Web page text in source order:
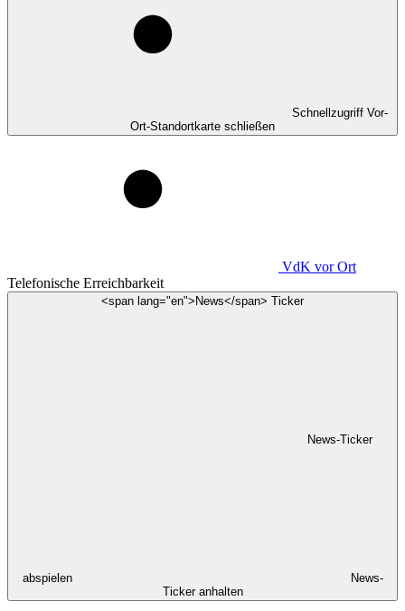
Schnellzugriff Vor-
Ort-Standortkarte schließen
VdK vor Ort
Telefonische Erreichbarkeit
<span lang="en">News</span> Ticker
News-Ticker
abspielen
News-
Ticker anhalten